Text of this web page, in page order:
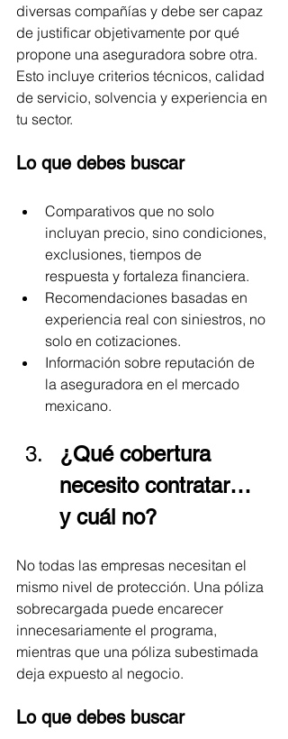
diversas compañías y debe ser capaz
de justificar objetivamente por qué
propone una aseguradora sobre otra.
Esto incluye criterios técnicos, calidad
de servicio, solvencia y experiencia en
tu sector.
Lo que debes buscar
Comparativos que no solo
incluyan precio, sino condiciones,
exclusiones, tiempos de
respuesta y fortaleza financiera.
Recomendaciones basadas en
experiencia real con siniestros, no
solo en cotizaciones.
Información sobre reputación de
la aseguradora en el mercado
mexicano.
¿Qué cobertura
necesito contratar…
y cuál no?
No todas las empresas necesitan el
mismo nivel de protección. Una póliza
sobrecargada puede encarecer
innecesariamente el programa,
mientras que una póliza subestimada
deja expuesto al negocio.
Lo que debes buscar